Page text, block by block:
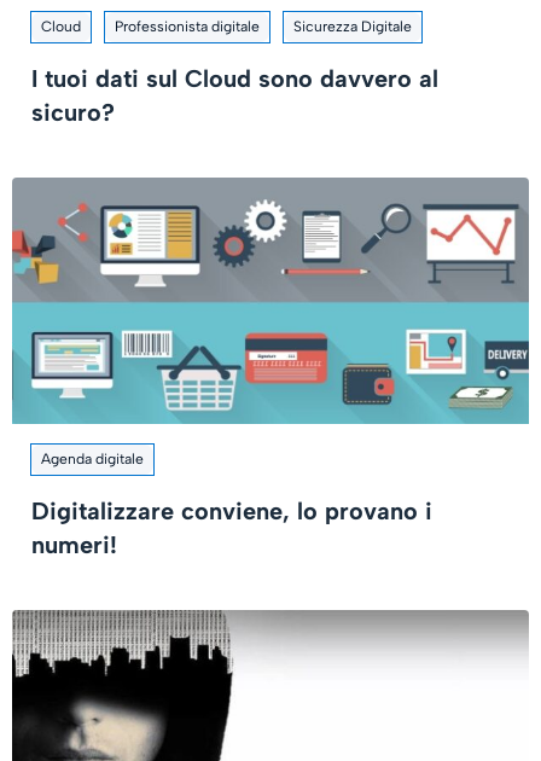
Cloud Professionista digitale Sicurezza Digitale
I tuoi dati sul Cloud sono davvero al
sicuro?
Agenda digitale
Digitalizzare conviene, lo provano i
numeri!